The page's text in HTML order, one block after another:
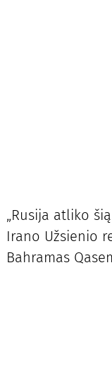
„Rusija atliko
Irano Užsienio
Bahramas